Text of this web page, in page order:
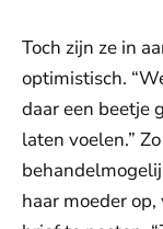
Toch zijn ze in
optimistisch.
daar een beetje
laten voelen.”
haar moeder